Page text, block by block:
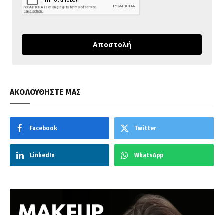
Αποστολή
ΑΚΟΛΟΥΘΗΣΤΕ ΜΑΣ
Facebook Twitter
LinkedIn WhatsApp